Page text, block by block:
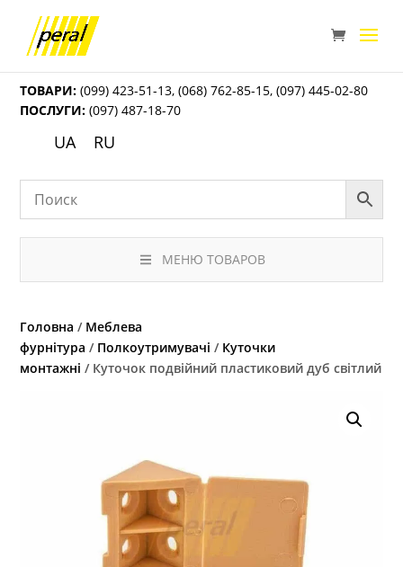
ТОВАРИ: (099) 423-51-13,(068) 762-85-15,(097) 445-02-80
ПОСЛУГИ: (097) 487-18-70
UA RU
МЕНЮ ТОВАРОВ
Головна / Меблева
фурнітура / Полкоутримувачі / Куточки
монтажні / Куточок подвійний пластиковий дуб світлий